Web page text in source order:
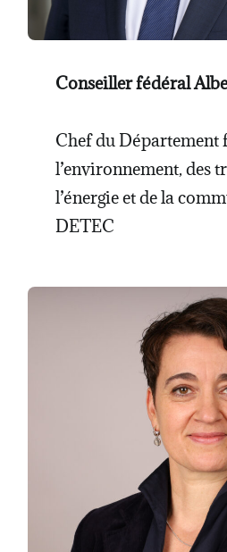
Conseiller fédéral
Chef du Département
l’environnement, des
l’énergie et de la
DETEC